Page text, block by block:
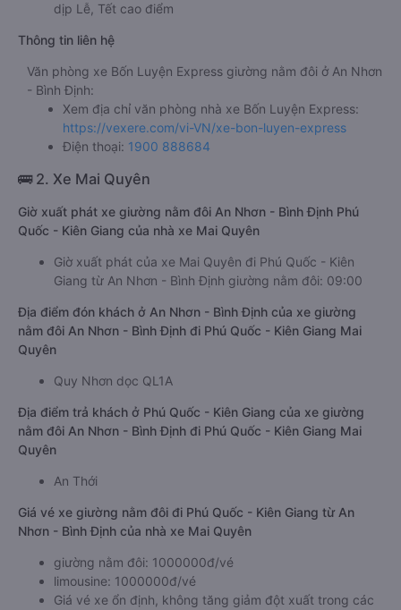
dịp Lễ, Tết cao điểm
Thông tin liên hệ
Văn phòng xe Bốn Luyện Express giường nằm đôi ở An Nhơn
- Bình Định:
Xem địa chỉ văn phòng nhà xe Bốn Luyện Express:
https://vexere.com/vi-VN/xe-bon-luyen-express
Điện thoại: 1900 888684
🚌 2. Xe Mai Quyên
Giờ xuất phát xe giường nằm đôi An Nhơn - Bình Định Phú
Quốc - Kiên Giang của nhà xe Mai Quyên
Giờ xuất phát của xe Mai Quyên đi Phú Quốc - Kiên
Giang từ An Nhơn - Bình Định giường nằm đôi: 09:00
Địa điểm đón khách ở An Nhơn - Bình Định của xe giường
nằm đôi An Nhơn - Bình Định đi Phú Quốc - Kiên Giang Mai
Quyên
Quy Nhơn dọc QL1A
Địa điểm trả khách ở Phú Quốc - Kiên Giang của xe giường
nằm đôi An Nhơn - Bình Định đi Phú Quốc - Kiên Giang Mai
Quyên
An Thới
Giá vé xe giường nằm đôi đi Phú Quốc - Kiên Giang từ An
Nhơn - Bình Định của nhà xe Mai Quyên
giường nằm đôi: 1000000đ/vé
limousine: 1000000đ/vé
Giá vé xe ổn định, không tăng giảm đột xuất trong các